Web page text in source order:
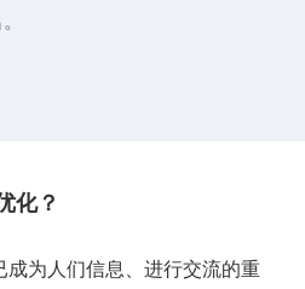
化？
为人们信息、进行交流的重